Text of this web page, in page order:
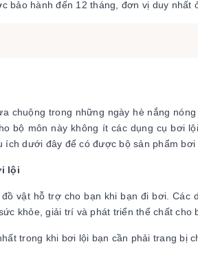
bảo hành đến 12 tháng, đơn vị duy nhất
chuộng trong những ngày hè nắng
bộ môn này không ít các dụng cụ bơi
ích dưới đây để có được bộ sản phẩm bơi
lội
vật hỗ trợ cho bạn khi bạn đi bơi.
khỏe, giải trí và phát triển thể chất cho
trong khi bơi lội bạn cần phải trang bị